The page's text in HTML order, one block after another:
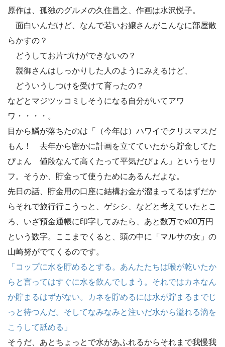
原作は、孤独のグルメの久住昌之、作画は水沢悦子。
面白いんだけど、なんで若いお嬢さんがこんなに部屋散
らかすの？
どうしてお片づけができないの？
親御さんはしっかりした人のようにみえるけど、
どういうしつけを受けて育ったの？
などとマジツッコミしそうになる自分がいてアワ
ワ・・・・。
目から鱗が落ちたのは「（今年は）ハワイでクリスマスだ
もん！ 去年から密かに計画を立てていたから貯金してた
ぴょん 値段なんて高くたって平気だぴょん」というセリ
フ。そうか、貯金って使うためにあるんだよな。
先日の話、貯金用の口座に結構お金が溜まってるはずだか
らそれで旅行行こうっと、ゲシシ、などと考えていたとこ
ろ、いざ預金通帳に印字してみたら、あと数万でx00万円
という数字。ここまでくると、頭の中に「マルサの女」の
山崎努がでてくるのです。
「コップに水を貯めるとする。あんたたちは喉が乾いたか
らと言ってはすぐに水を飲んでしまう。それではカネなん
か貯まるはずがない。カネを貯めるには水が貯まるまでじ
っと待つんだ。そしてなみなみと注いだ水から溢れる滴を
こうして舐める」
そうだ、あとちょっとで水があふれるからそれまで我慢我